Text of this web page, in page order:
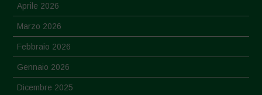
Aprile 2026
Marzo 2026
Febbraio 2026
Gennaio 2026
Dicembre 2025